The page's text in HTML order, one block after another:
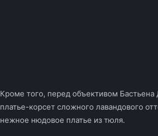
Кроме того, перед объективом
платье-корсет сложного лавандового
нежное нюдовое платье из тюля.